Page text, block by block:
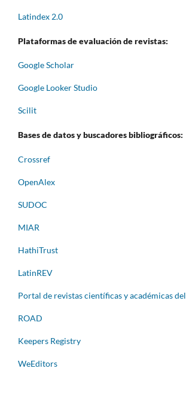
Latindex 2.0
Plataformas de evaluación de revistas:
Google Scholar
Google Looker Studio
Scilit
Bases de datos y buscadores bibliográficos:
Crossref
OpenAlex
SUDOC
MIAR
HathiTrust
LatinREV
Portal de revistas científicas y académicas
ROAD
Keepers Registry
WeEditors